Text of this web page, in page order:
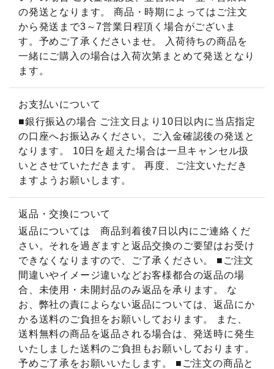
の発送となります。 商品・時期によってはご注文
から発送まで3～7営業日程頂く場合がございま
す。予めご了承くださいませ。 入荷待ちの商品を
一緒にご購入の場合は入荷次第まとめて発送となり
ます。
お支払いについて
■銀行振込の場合 ご注文日より10日以内に当店指定
の口座へお振込みください。ご入金確認後の発送と
なります。 10日を超えた場合は一旦キャンセル扱
いとさせていただきます。 再度、ご注文いただき
ますようお願いします。
返品・交換について
返品については 商品到着後7日以内にご連絡くだ
さい。それを過ぎますと返品交換のご要望はお受け
できなくなりますので、ご了承ください。 ■ご注文
間違いやイメージ違いなどお客様都合の返品の場
合、未使用・未開封品のみ返品を承ります。 な
お、弊社の責によらない返品については、返品にか
かる送料のご負担をお願いしております。 また、
送料無料の商品を返品される場合は、発送時に発生
いたしました送料のご負担もお願いしております。
予めご了承をお願いいたします。 ■ご注文の商品と